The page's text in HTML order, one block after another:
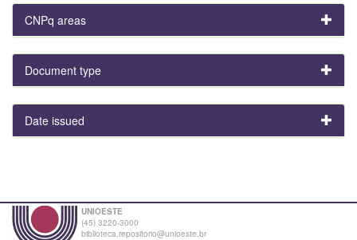
CNPq areas
Document type
Date issued
UNIOESTE
(45) 3220-3000
biblioteca.repositorio@unioeste.br